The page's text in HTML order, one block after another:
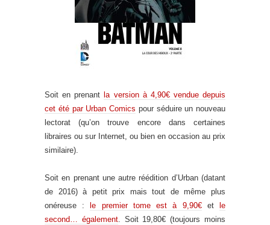
Soit en prenant la version à 4,90€ vendue depuis
cet été par Urban Comics pour séduire un nouveau
lectorat (qu’on trouve encore dans certaines
libraires ou sur Internet, ou bien en occasion au prix
similaire).
Soit en prenant une autre réédition d’Urban (datant
de 2016) à petit prix mais tout de même plus
onéreuse :
le premier tome est à 9,90€et
le
second… également. Soit 19,80€ (toujours moins